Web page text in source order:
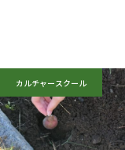
カルチャースクール